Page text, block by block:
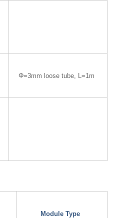
Φ=3mm loose tube, L=1m
Module Type